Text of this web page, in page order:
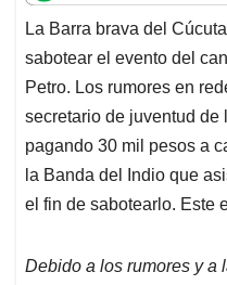
t
s
A
p
p
e
b
o
o
k
k
e
d
I
n
i
l
La Barra brava del
sabotear el evento del
Petro. Los rumores en
secretario de juventud de
pagando 30 mil pesos a
la Banda del Indio que
el fin de sabotearlo. Este
Debido a los rumores y a